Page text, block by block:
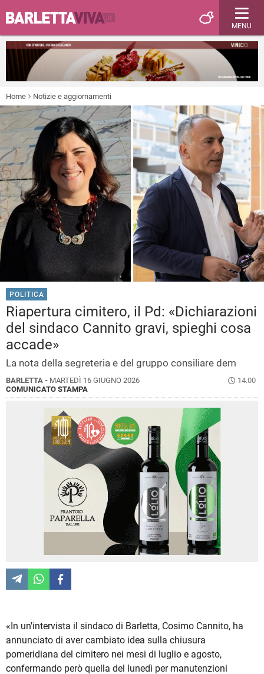
MENU
Home Notizie e aggiornamenti
POLITICA
Riapertura cimitero, il Pd: «Dichiarazioni
del sindaco Cannito gravi, spieghi cosa
accade»
La nota della segreteria e del gruppo consiliare dem
BARLETTA - MARTEDÌ 16 GIUGNO 2026
14.00
COMUNICATO STAMPA
«In un'intervista il sindaco di Barletta, Cosimo Cannito, ha
annunciato di aver cambiato idea sulla chiusura
pomeridiana del cimitero nei mesi di luglio e agosto,
confermando però quella del lunedì per manutenzioni